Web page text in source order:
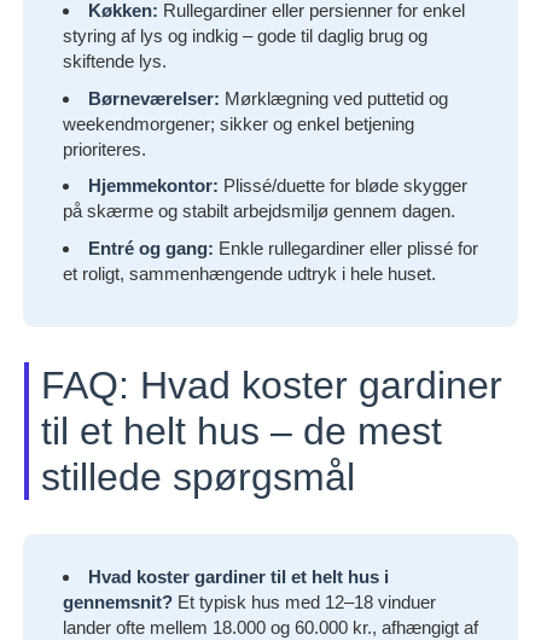
Køkken: Rullegardiner eller persienner for enkel
styring af lys og indkig – gode til daglig brug og
skiftende lys.
Børneværelser: Mørklægning ved puttetid og
weekendmorgener; sikker og enkel betjening
prioriteres.
Hjemmekontor: Plissé/duette for bløde skygger
på skærme og stabilt arbejdsmiljø gennem dagen.
Entré og gang: Enkle rullegardiner eller plissé for
et roligt, sammenhængende udtryk i hele huset.
FAQ: Hvad koster gardiner
til et helt hus – de mest
stillede spørgsmål
Hvad koster gardiner til et helt hus i
gennemsnit? Et typisk hus med 12–18 vinduer
lander ofte mellem 18.000 og 60.000 kr., afhængigt af